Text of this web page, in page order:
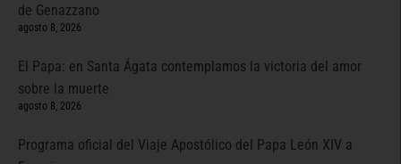
de Genazzano
agosto 8, 2026
El Papa: en Santa Ágata contemplamos la victoria del amor
sobre la muerte
agosto 8, 2026
Programa oficial del Viaje Apostólico del Papa León XIV a